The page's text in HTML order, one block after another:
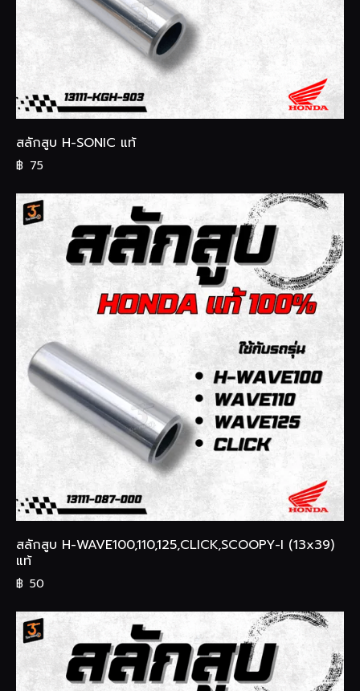
สลักสูบ H-SONIC แท้
฿ 75
สลักสูบ H-WAVE100,110,125,CLICK,SCOOPY-I (13x39)
แท้
฿ 50